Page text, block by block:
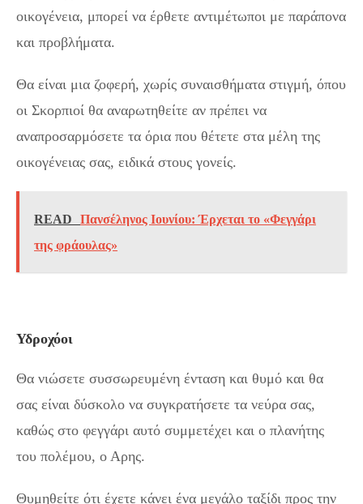
οικογένεια, μπορεί να έρθετε αντιμέτωποι με παράπονα
και προβλήματα.
Θα είναι μια ζοφερή, χωρίς συναισθήματα στιγμή, όπου
οι Σκορπιοί θα αναρωτηθείτε αν πρέπει να
αναπροσαρμόσετε τα όρια που θέτετε στα μέλη της
οικογένειας σας, ειδικά στους γονείς.
READ
Πανσέληνος Ιουνίου: Έρχεται το «Φεγγάρι
της φράουλας»
Υδροχόοι
Θα νιώσετε συσσωρευμένη ένταση και θυμό και θα
σας είναι δύσκολο να συγκρατήσετε τα νεύρα σας,
καθώς στο φεγγάρι αυτό συμμετέχει και ο πλανήτης
του πολέμου, ο Αρης.
Θυμηθείτε ότι έχετε κάνει ένα μεγάλο ταξίδι προς την